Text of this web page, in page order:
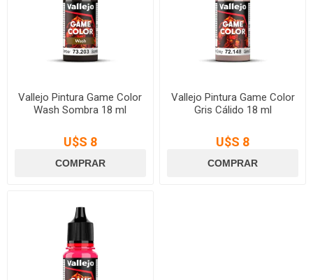
Vallejo Pintura Game Color
Wash Sombra 18 ml
U$S 8
Vallejo Pintura Game Color
Gris Cálido 18 ml
U$S 8